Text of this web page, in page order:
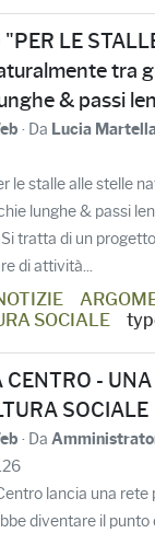
"PER LE
tra
& passi
· Da Lucia
le stalle alle stelle
lunghe & passi
tratta di un
di attività...
SOCIALE
- UNA
SOCIALE
· Da
lancia una rete
diventare il